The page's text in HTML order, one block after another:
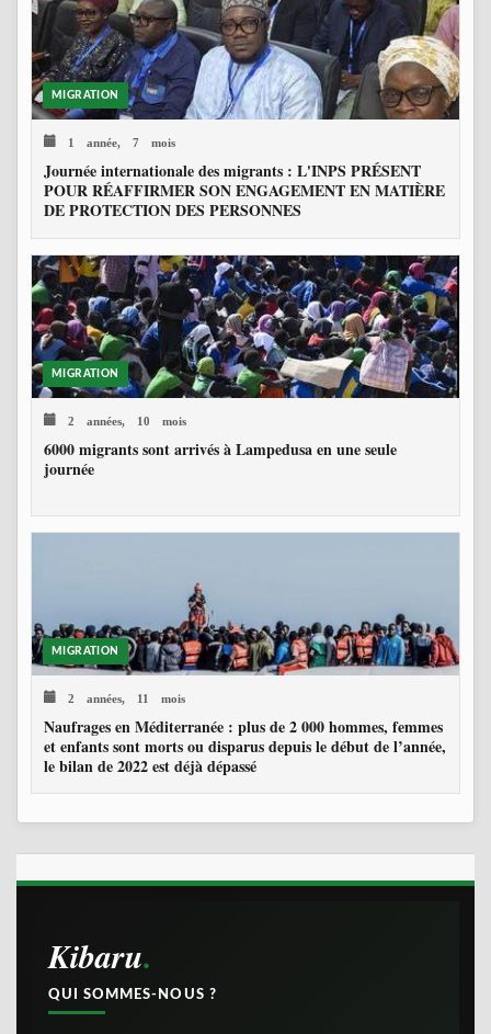
MIGRATION
1 année, 7 mois
Journée internationale des migrants : L'INPS PRÉSENT
POUR RÉAFFIRMER SON ENGAGEMENT EN MATIÈRE
DE PROTECTION DES PERSONNES
MIGRATION
2 années, 10 mois
6000 migrants sont arrivés à Lampedusa en une seule
journée
MIGRATION
2 années, 11 mois
Naufrages en Méditerranée : plus de 2 000 hommes, femmes
et enfants sont morts ou disparus depuis le début de l’année,
le bilan de 2022 est déjà dépassé
Kibaru
QUI SOMMES-NOUS ?